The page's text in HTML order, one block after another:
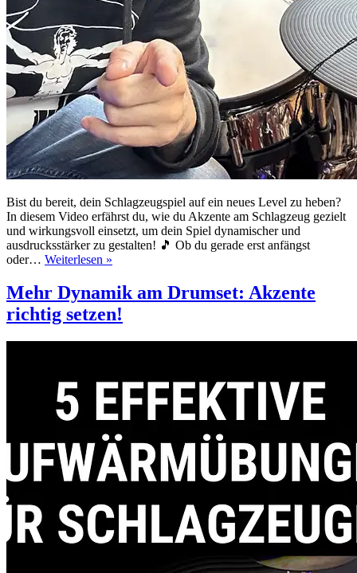
Bist du bereit, dein Schlagzeugspiel auf ein neues Level zu heben?
In diesem Video erfährst du, wie du Akzente am Schlagzeug gezielt
und wirkungsvoll einsetzt, um dein Spiel dynamischer und
ausdrucksstärker zu gestalten! 🎵 Ob du gerade erst anfängst
oder… Weiterlesen »
am
Drumset:
Akzente
setzen!
Mehr Dynamik am Drumset: Akzente
richtig setzen!